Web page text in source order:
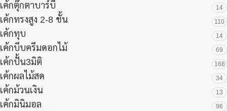
เค้กตุ๊กตาบาร์บี้ 14
เค้กทรงสูง 2-8 ชั้น 110
เค้กทุบ 14
เค้กบีบครีมดอกไม้ 69
เค้กปั้น3มิติ 168
เค้กผลไม้สด 34
เค้กม้วนเงิน 13
เค้กมินิมอล 96